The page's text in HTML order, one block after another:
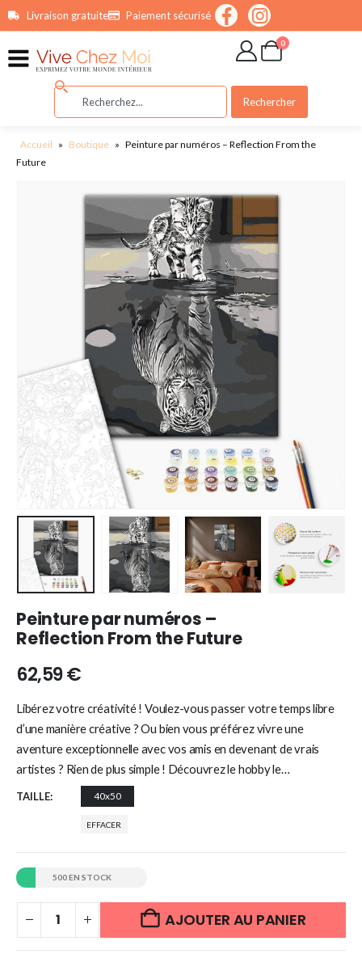
principalLivraison gratuite Paiement sécurisé
0
Rechercher
Accueil » Boutique » Peinture par numéros – Reflection From the
Future
Peinture par numéros –
Reflection From the Future
62,59€
Libérez votre créativité ! Voulez-vous passer votre temps libre
d’une manière créative ? Ou bien vous préférez vivre une
aventure exceptionnelle avec vos amis en devenant de vrais
artistes ? Rien de plus simple ! Découvrez le hobby le…
TAILLE 40x50
EFFACER
500 EN STOCK
AJOUTER AU PANIER